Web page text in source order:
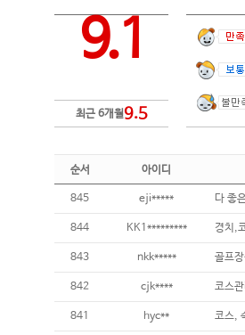
9.1
최근 6개월9.5
순서 아이디
845 eji*****
844 KK1********* 경치,
843 nkk***** 골프
842 cjk****
841 hyc** 코스,